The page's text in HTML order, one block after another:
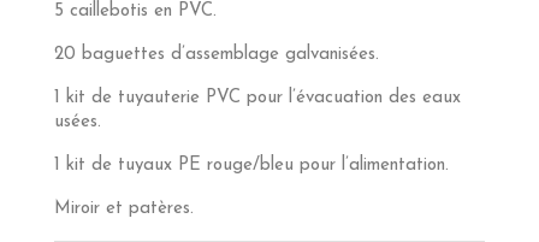
5 caillebotis en PVC.
20 baguettes d’assemblage galvanisées.
1 kit de tuyauterie PVC pour l’évacuation des eaux
usées.
1 kit de tuyaux PE rouge/bleu pour l’alimentation.
Miroir et patères.